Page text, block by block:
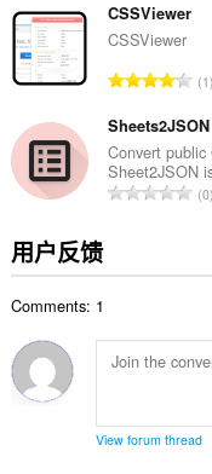
分
：
CSSViewer
CSSViewer
总
分
次
数
：
1
Convert
Sheet2JSON
总
0
用户反馈
Comments: 1
View forum thread